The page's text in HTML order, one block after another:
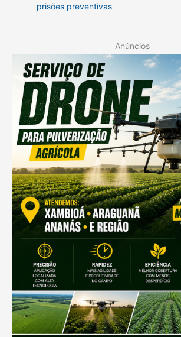
prisões preventivas
Anúncios